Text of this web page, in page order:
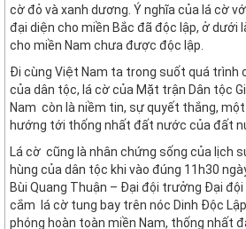
cờ đỏ và xanh dương. Ý nghĩa của lá cờ
đại diện cho miền Bắc đã độc lập, ở dưới
cho miền Nam chưa được độc lập.
Đi cùng Việt Nam ta trong suốt quá trình
của dân tộc, lá cờ của Mặt trận Dân tộc
Nam còn là niềm tin, sự quyết thắng,
hướng tới thống nhất đất nước của đất
Lá cờ cũng là nhân chứng sống của lịch
hùng của dân tộc khi vào đúng 11h30
Bùi Quang Thuận – Đại đội trưởng Đại
cắm lá cờ tung bay trên nóc Dinh Độc
phóng hoàn toàn miền Nam, thống nhất